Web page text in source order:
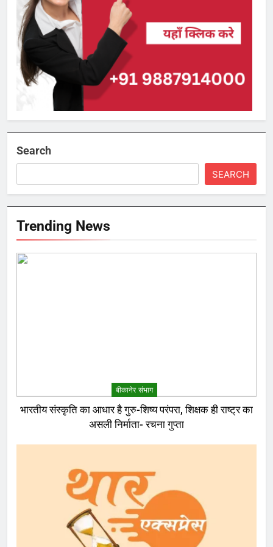
Search
SEARCH
Trending News
बीकानेर संभाग
भारतीय संस्कृति का आधार है गुरु-शिष्य परंपरा, शिक्षक ही राष्ट्र का
असली निर्माता- रचना गुप्ता